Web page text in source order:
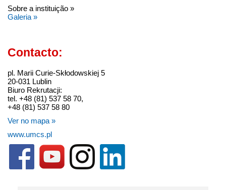
Sobre a instituição »
Galeria »
Contacto:
pl. Marii Curie-Skłodowskiej 5
20-031 Lublin
Biuro Rekrutacji:
tel. +48 (81) 537 58 70,
+48 (81) 537 58 80
Ver no mapa »
www.umcs.pl